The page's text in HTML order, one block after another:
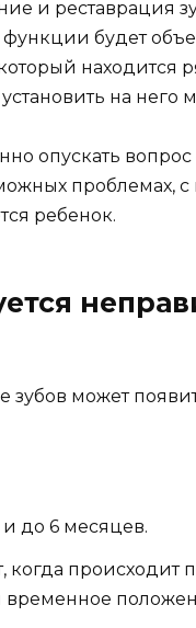
и реставрация
функции будет
находится
на
опускать
проблемах,
ребенок.
может
до 6 месяцев.
происходит
временное